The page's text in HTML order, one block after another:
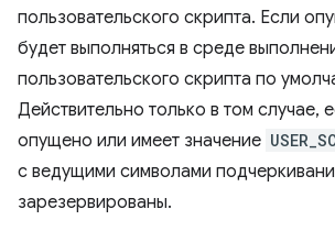
пользовательского скрипта. Если
будет выполняться в среде
пользовательского скрипта по
Действительно только в том случае,
опущено или имеет значение
с ведущими символами
зарезервированы.